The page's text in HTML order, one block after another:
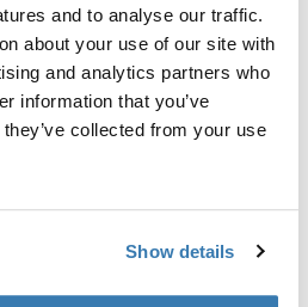
and to analyse our traffic.
about your use of our site with
and analytics partners who
information that you’ve
collected from your use
Show details
en T o puntos de fijación
personalizada.